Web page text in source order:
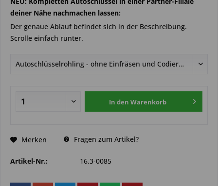
deiner Nähe nachmachen lassen:
Der genaue Ablauf befindet sich in der Beschreibung.
Scrolle einfach runter.
In den Warenkorb
Merken Fragen zum Artikel?
Artikel-Nr.: 16.3-0085